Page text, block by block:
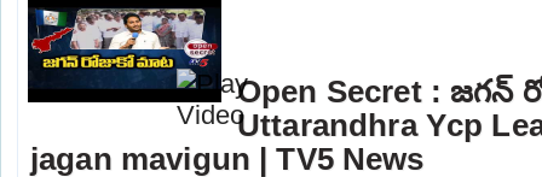
Open Secret :
Uttarandhra Ycp
jagan mavigun | TV5 News